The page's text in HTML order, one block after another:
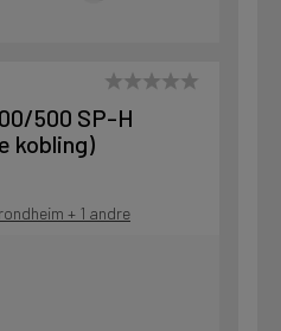
500 SP-H
kobling)
+ 1 andre